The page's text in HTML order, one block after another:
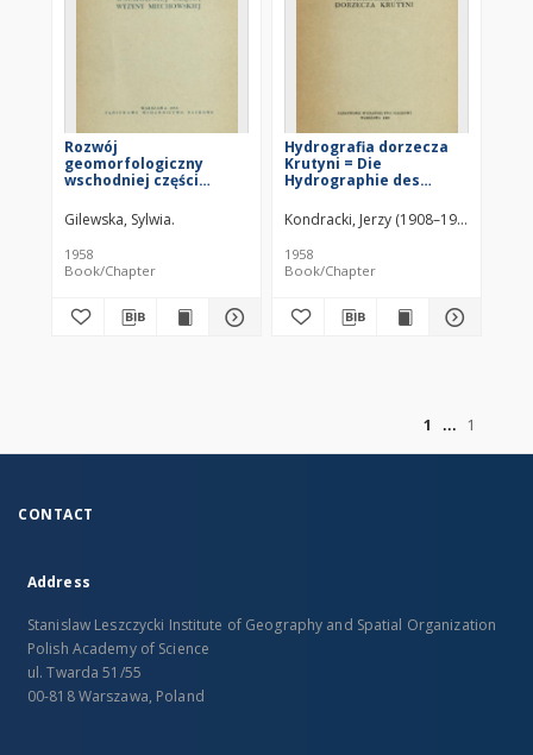
Rozwój
geomorfologiczny
wschodniej części
Gilewska, Sylwia.
1958
Book/Chapter
Hydrografia dorzecza
Krutyni = Die
Hydrographie des
Gidrografija bassejna
Krutyni
Kondracki, Jerzy (1908–1998)
1958
Book/Chapter
1
1
CONTACT
Address
Stanislaw Leszczycki Institute of Geography and Spatial Organization
Polish Academy of Science
ul. Twarda 51/55
00-818 Warszawa, Poland